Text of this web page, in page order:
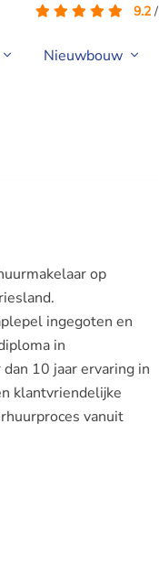
9.2/
Nieuwbouw
op
ingegoten en
in
10 jaar ervaring in
klantvriendelijke
vanuit